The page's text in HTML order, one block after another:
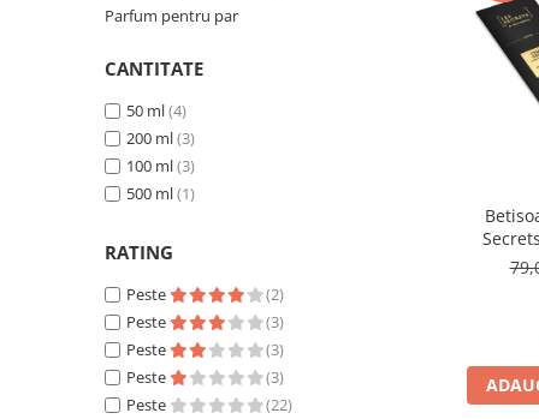
Ulei pentru barbaParfum pentru par
CANTITATE
50 ml(4)
200 ml(3)
100 ml(3)
500 ml(1)
RATING
Peste
(2)
Peste
(3)
Peste
(3)
Peste
(3)
Peste
(22)